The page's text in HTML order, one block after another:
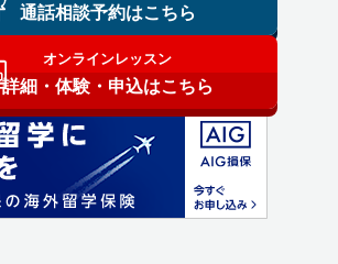
通話相談予約はこちら
オンラインレッスン
詳細・体験・申込はこちら